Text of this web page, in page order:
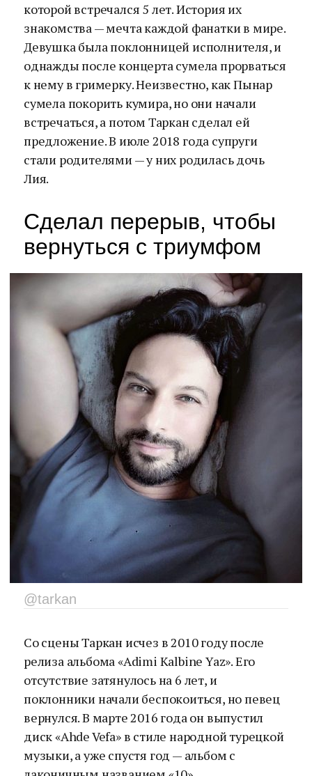
которой встречался 5 лет. История их
знакомства — мечта каждой фанатки в мире.
Девушка была поклонницей исполнителя, и
однажды после концерта сумела прорваться
к нему в гримерку. Неизвестно, как Пынар
сумела покорить кумира, но они начали
встречаться, а потом Таркан сделал ей
предложение. В июле 2018 года супруги
стали родителями — у них родилась дочь
Лия.
Сделал перерыв, чтобы
вернуться с триумфом
@tarkan
Со сцены Таркан исчез в 2010 году после
релиза альбома «Adimi Kalbine Yaz». Его
отсутствие затянулось на 6 лет, и
поклонники начали беспокоиться, но певец
вернулся. В марте 2016 года он выпустил
диск «Ahde Vefa» в стиле народной турецкой
музыки, а уже спустя год — альбом с